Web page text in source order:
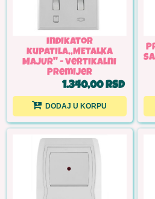
Indikator
kupatila,,METALKA
MAJUR'' - vertikalni
Premijer
1.340,00 RSD
DODAJ U KORPU